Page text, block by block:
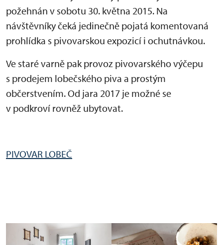
požehnán v sobotu 30. května 2015. Na
návštěvníky čeká jedinečně pojatá komentovaná
prohlídka s pivovarskou expozicí i ochutnávkou.
Ve staré varně pak provoz pivovarského výčepu
s prodejem lobečského piva a prostým
občerstvením. Od jara 2017 je možné se
v podkroví rovněž ubytovat.
PIVOVAR LOBEČ